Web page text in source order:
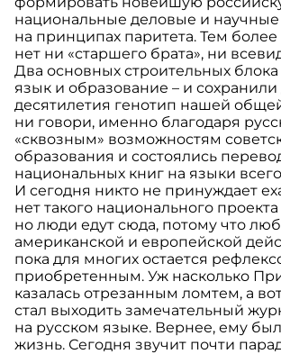
национальные деловые и
на принципах паритета. Тем
нет ни «старшего брата», ни
Два основных строительных блока
язык и образование – и сохранили
десятилетия генотип нашей
ни говори, именно благодаря
«сквозным» возможностям
образования и состоялись
национальных книг на языки
И сегодня никто не принуждает
нет такого национального
но люди едут сюда, потому что
американской и европейской
пока для многих остается
приобретенным. Уж насколько
казалась отрезанным ломтем, а
стал выходить замечательный
на русском языке. Вернее, ему
жизнь. Сегодня звучит почти